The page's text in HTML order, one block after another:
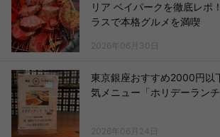
リア ベイパークを徹底レポ
ラスで本格グルメを満喫
2026年06月30日
東京銀座おすすめ2000円以
気メニュー「ホリデーラン
2026年06月24日